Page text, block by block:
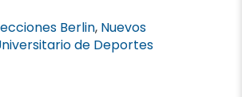
Berlin, Nuevos
de Deportes